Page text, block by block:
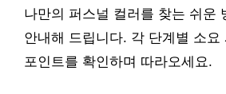
나만의 퍼스널 컬러를 찾는 쉬운
안내해 드립니다. 각 단계별 소요
포인트를 확인하며 따라오세요.